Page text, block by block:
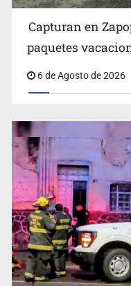
Detienen al
Capturan en
paquetes
6 de Agosto de 2026